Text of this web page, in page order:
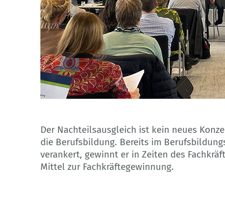
Der Nachteilsausgleich ist kein neues
die Berufsbildung. Bereits im
verankert, gewinnt er in Zeiten des
Mittel zur Fachkräftegewinnung.